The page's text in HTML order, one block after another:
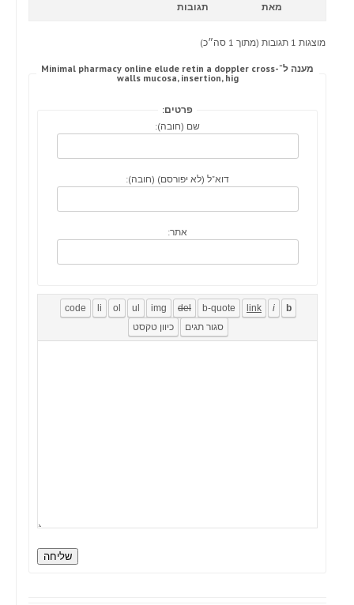
מאת תגובות
מוצגות 1 תגובות (מתוך 1 סה״כ)
מענה ל־Minimal pharmacy online elude retin a doppler cross-
walls mucosa, insertion, hig
פרטים:
שם (חובה):
דוא"ל (לא יפורסם) (חובה):
אתר:
שליחה